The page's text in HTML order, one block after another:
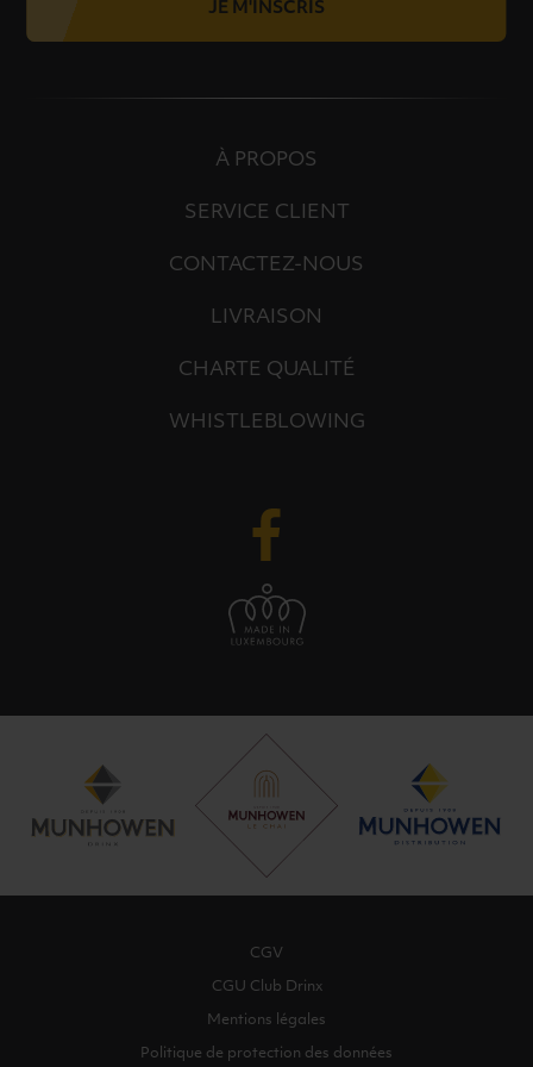
JE M'INSCRIS
À PROPOS
SERVICE CLIENT
CONTACTEZ-NOUS
LIVRAISON
CHARTE QUALITÉ
WHISTLEBLOWING
CGV
CGU Club Drinx
Mentions légales
Politique de protection des données